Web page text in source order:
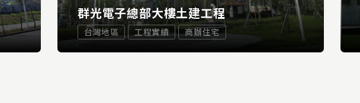
群光電子總部大樓土建工程
台灣地區 工程實績 商辦住宅